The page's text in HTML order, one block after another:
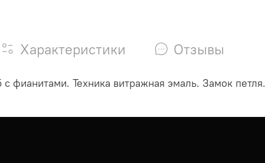
Характеристики Отзывы
фианитами. Техника витражная эмаль. Замок петля.